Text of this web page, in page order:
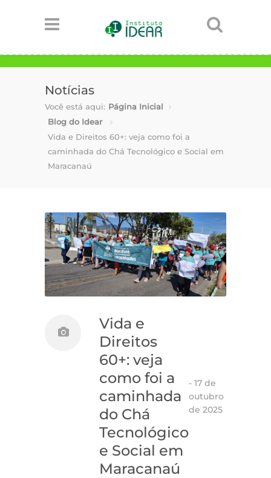
Notícias
Você está aqui: Página Inicial
Blog do Idear
Vida e Direitos 60+: veja como foi a
caminhada do Chá Tecnológico e Social em
Maracanaú
Vida e
Direitos
60+: veja
como foi a
caminhada
do Chá
Tecnológico
e Social em
Maracanaú
- 17 de
outubro
de 2025